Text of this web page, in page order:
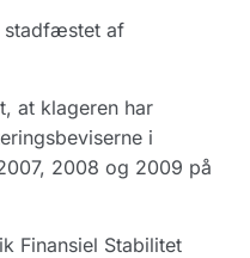
stadfæstet af
at klageren har
i
2008 og 2009 på
Finansiel Stabilitet